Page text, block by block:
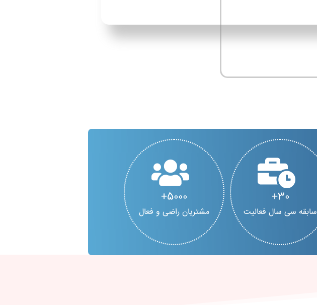
30
سابقه سی سال فعالیت
5000
مشتریان راضی و فعال